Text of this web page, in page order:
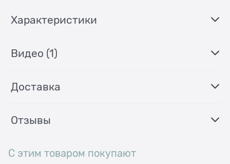
Характеристики
Видео (1)
Доставка
Отзывы
С этим товаром покупают